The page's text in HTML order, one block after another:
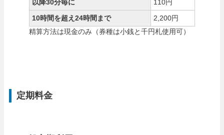
以降30分毎に
110円
10時間を超え24時間まで
2,200円
精算方法は現金のみ（券種は小銭と千円札使用可）
定期料金